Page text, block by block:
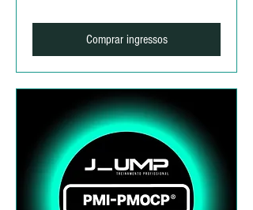
Comprar ingressos